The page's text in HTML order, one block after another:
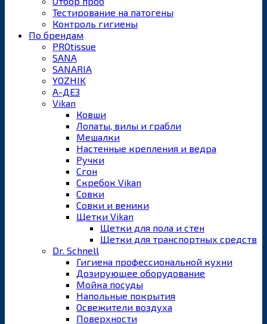
Тестирование на патогены
Контроль гигиены
По брендам
PROtissue
SANA
SANARIA
YOZHIK
А-ДЕЗ
Vikan
Ковши
Лопаты, вилы и грабли
Мешалки
Настенные крепления и ведра
Ручки
Сгон
Скребок Vikan
Совки
Совки и веники
Щетки Vikan
Щетки для пола и стен
Щетки для транспортных средств
Dr. Schnell
Гигиена профессиональной кухни
Дозирующее оборудование
Мойка посуды
Напольные покрытия
Освежители воздуха
Поверхности